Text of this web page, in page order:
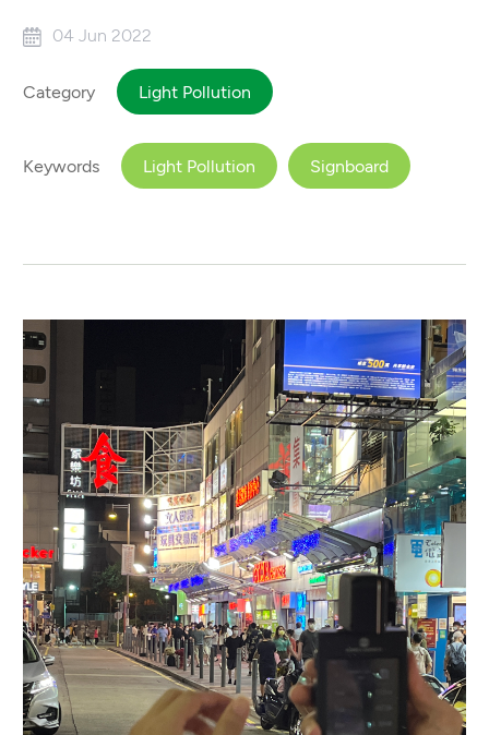
04 Jun 2022
Category Light Pollution
Keywords Light Pollution Signboard